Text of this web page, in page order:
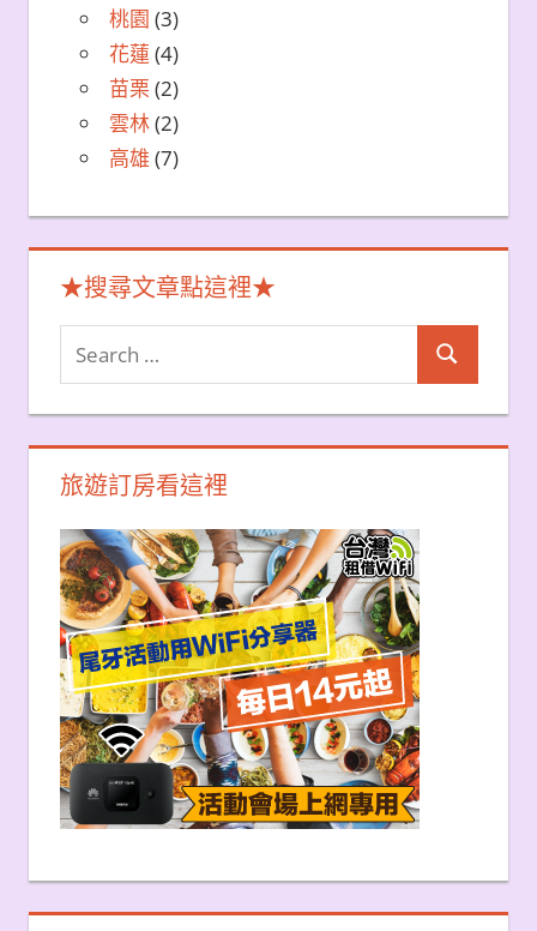
桃園 (3)
花蓮 (4)
苗栗 (2)
雲林(2)
高雄 (7)
★搜尋文章點這裡★
Search
旅遊訂房看這裡